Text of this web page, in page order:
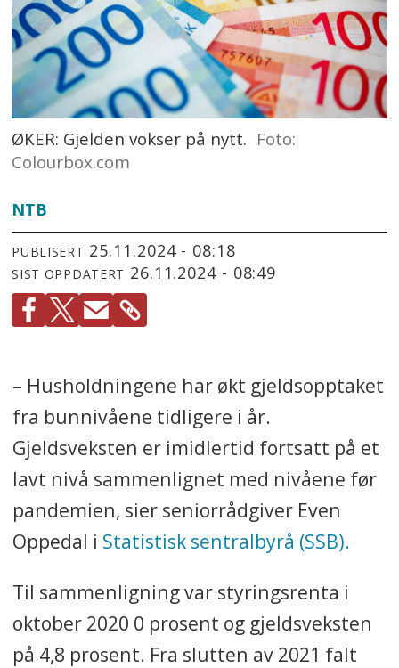
ØKER: Gjelden vokser på nytt. Foto:
Colourbox.com
NTB
PUBLISERT 25.11.2024 - 08:18
SIST OPPDATERT 26.11.2024 - 08:49
– Husholdningene har økt gjeldsopptaket
fra bunnivåene tidligere i år.
Gjeldsveksten er imidlertid fortsatt på et
lavt nivå sammenlignet med nivåene før
pandemien, sier seniorrådgiver Even
Oppedal i Statistisk sentralbyrå (SSB).
Til sammenligning var styringsrenta i
oktober 2020 0 prosent og gjeldsveksten
på 4,8 prosent. Fra slutten av 2021 falt